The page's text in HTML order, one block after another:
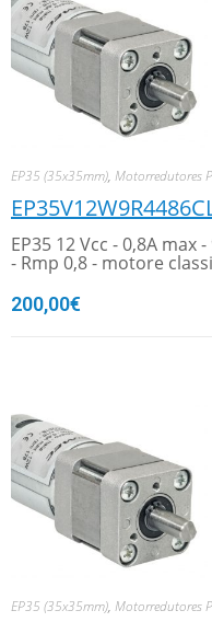
EP35 (35x35mm), Motorredutores
EP35 12 Vcc - 0,8A max
- Rmp 0,8 - motore
200,00€
EP35 (35x35mm), Motorredutores